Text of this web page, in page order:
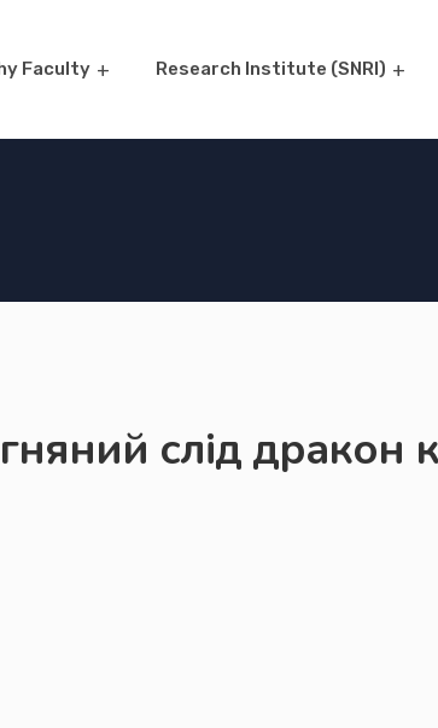
Faculty Research Institute (SNRI)
слід дракон